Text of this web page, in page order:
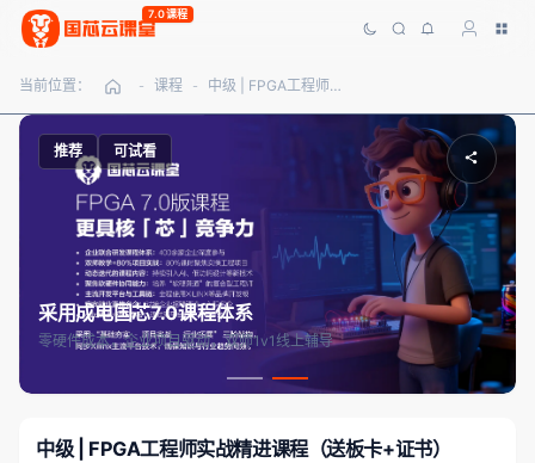
7.0课程
当前位置： - 课程 - 中级 | FPGA工程师实战精进课程（送板卡+证书）
采用成电国芯7.0课程体系
零硬件成本，企业项目驱动，双师1v1线上辅导
推荐 可试看
中级 | FPGA工程师实战精进课程（送板卡+证书）